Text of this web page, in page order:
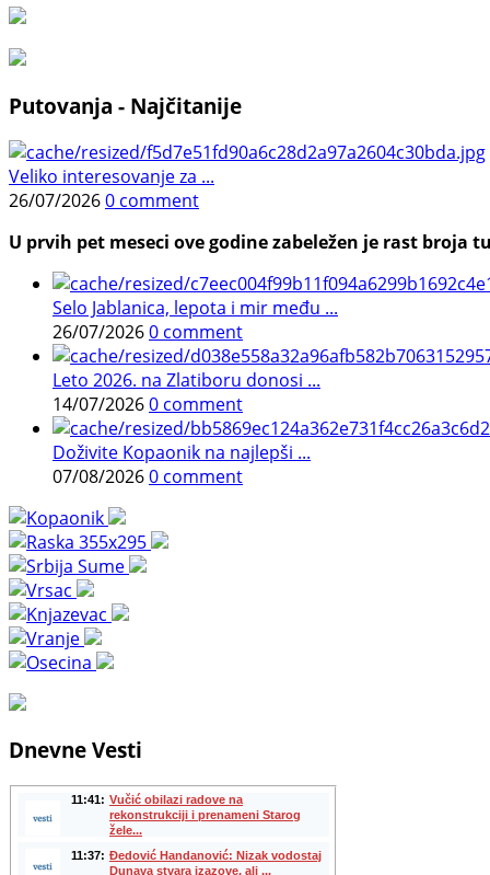
Putovanja - Najčitanije
Veliko interesovanje za ...
26/07/20260 comment
U prvih pet meseci ove godine zabeležen je rast
Selo Jablanica, lepota i mir među ...
26/07/20260 comment
Leto 2026. na Zlatiboru donosi ...
14/07/20260 comment
Doživite Kopaonik na najlepši ...
07/08/20260 comment
Dnevne Vesti